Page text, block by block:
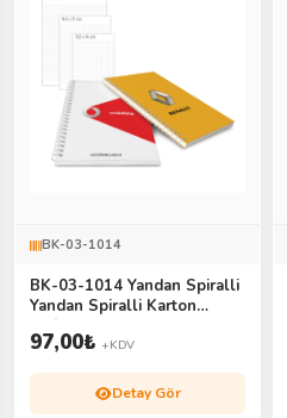
BK-03-1014
BK-03-1014 Yandan Spiralli
Yandan Spiralli Karton
Defter
97,00₺ +KDV
Detay Gör